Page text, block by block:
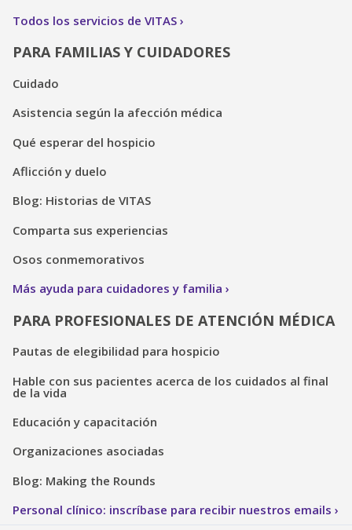
Todos los servicios de VITAS
PARA FAMILIAS Y CUIDADORES
Cuidado
Asistencia según la afección médica
Qué esperar del hospicio
Aflicción y duelo
Blog: Historias de VITAS
Comparta sus experiencias
Osos conmemorativos
Más ayuda para cuidadores y familia
PARA PROFESIONALES DE ATENCIÓN MÉDICA
Pautas de elegibilidad para hospicio
Hable con sus pacientes acerca de los cuidados al final
de la vida
Educación y capacitación
Organizaciones asociadas
Blog: Making the Rounds
Personal clínico: inscríbase para recibir nuestros emails